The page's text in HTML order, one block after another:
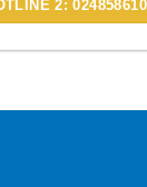
2: